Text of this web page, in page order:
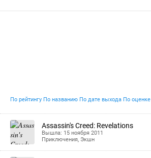
По рейтингу По названию По дате выхода По оценке
Assassin's Creed: Revelations
Вышла: 15 ноября 2011
Приключения, Экшн